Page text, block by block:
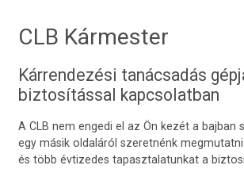
CLB Kármester
Kárrendezési tanácsadás
biztosítással kapcsolatban
A CLB nem engedi el az Ön kezét a bajban
egy másik oldaláról szeretnénk
és több évtizedes tapasztalatunkat a